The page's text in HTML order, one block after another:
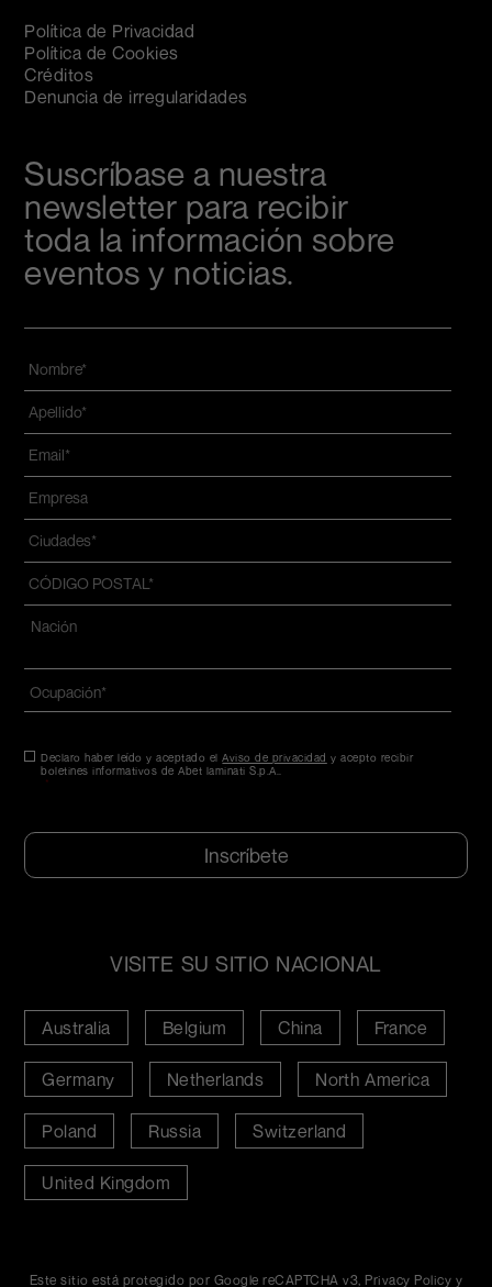
Política de Privacidad
Política de Cookies
Créditos
Denuncia de irregularidades
Suscríbase a nuestra
newsletter para recibir
toda la información sobre
eventos y noticias.
Nombre
Apellido
Email
Azienda
Ciudades
CÓDIGO
POSTAL
*
Dirección
Nazione*
Consentimiento *
Declaro haber leído y aceptado elAviso de privacidad y acepto recibir
boletines informativos de Abet laminati S.p.A..
*
VISITE SU SITIO NACIONAL
Australia Belgium China France
Germany Netherlands North America
Poland Russia Switzerland
United Kingdom
Este sitio está protegido por Google reCAPTCHA v3, Privacy Policy y